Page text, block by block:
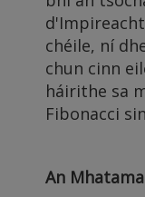
chéile, ní
chun cinn
háirithe sa
Fibonacci
An